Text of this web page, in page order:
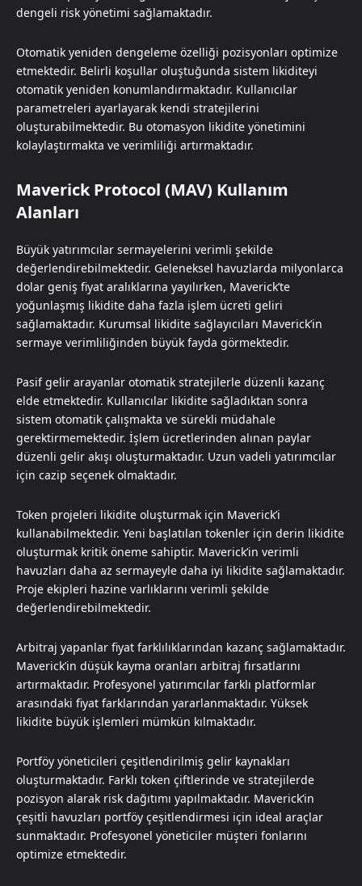
dengeli risk yönetimi sağlamaktadır.
Otomatik yeniden dengeleme özelliği pozisyonları optimize
etmektedir. Belirli koşullar oluştuğunda sistem likiditeyi
otomatik yeniden konumlandırmaktadır. Kullanıcılar
parametreleri ayarlayarak kendi stratejilerini
oluşturabilmektedir. Bu otomasyon likidite yönetimini
kolaylaştırmakta ve verimliliği artırmaktadır.
Maverick Protocol (MAV) Kullanım
Alanları
Büyük yatırımcılar sermayelerini verimli şekilde
değerlendirebilmektedir. Geleneksel havuzlarda milyonlarca
dolar geniş fiyat aralıklarına yayılırken, Maverick’te
yoğunlaşmış likidite daha fazla işlem ücreti geliri
sağlamaktadır. Kurumsal likidite sağlayıcıları Maverick’in
sermaye verimliliğinden büyük fayda görmektedir.
Pasif gelir arayanlar otomatik stratejilerle düzenli kazanç
elde etmektedir. Kullanıcılar likidite sağladıktan sonra
sistem otomatik çalışmakta ve sürekli müdahale
gerektirmemektedir. İşlem ücretlerinden alınan paylar
düzenli gelir akışı oluşturmaktadır. Uzun vadeli yatırımcılar
için cazip seçenek olmaktadır.
Token projeleri likidite oluşturmak için Maverick’i
kullanabilmektedir. Yeni başlatılan tokenler için derin likidite
oluşturmak kritik öneme sahiptir. Maverick’in verimli
havuzları daha az sermayeyle daha iyi likidite sağlamaktadır.
Proje ekipleri hazine varlıklarını verimli şekilde
değerlendirebilmektedir.
Arbitraj yapanlar fiyat farklılıklarından kazanç sağlamaktadır.
Maverick’in düşük kayma oranları arbitraj fırsatlarını
artırmaktadır. Profesyonel yatırımcılar farklı platformlar
arasındaki fiyat farklarından yararlanmaktadır. Yüksek
likidite büyük işlemleri mümkün kılmaktadır.
Portföy yöneticileri çeşitlendirilmiş gelir kaynakları
oluşturmaktadır. Farklı token çiftlerinde ve stratejilerde
pozisyon alarak risk dağıtımı yapılmaktadır. Maverick’in
çeşitli havuzları portföy çeşitlendirmesi için ideal araçlar
sunmaktadır. Profesyonel yöneticiler müşteri fonlarını
optimize etmektedir.